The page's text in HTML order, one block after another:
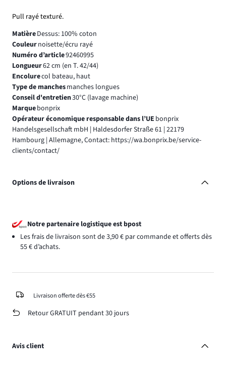
Pull rayé texturé.
MatièreDessus: 100% coton
Couleurnoisette/écru rayé
Numéro d’article92460995
Longueur62 cm (en T. 42/44)
Encolurecol bateau, haut
Type de manchesmanches longues
Conseil d'entretien30°C (lavage machine)
Marquebonprix
Opérateur économique responsable dans l’UE bonprix
Handelsgesellschaft mbH | Haldesdorfer Straße 61 | 22179
Hambourg | Allemagne, Contact: https://wa.bonprix.be/service-
clients/contact/
Options de livraison
Notre partenaire logistique est bpost
Les frais de livraison sont de 3,90 € par commande et offerts dès
55 € d’achats.
Livraison offerte dès €55
Retour GRATUIT pendant 30 jours
Avis client